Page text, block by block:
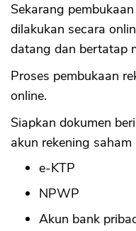
Sekarang
dilakukan secara
datang dan bertatap
Proses pembukaan
online.
Siapkan dokumen
akun rekening saham
e-KTP
NPWP
Akun bank